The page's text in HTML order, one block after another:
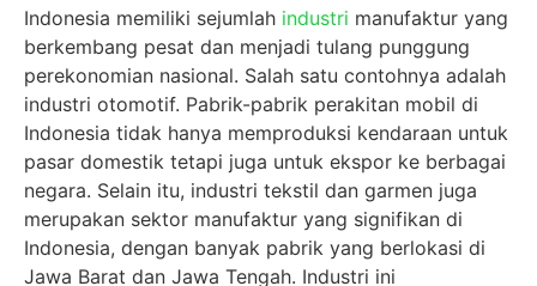
Indonesia memiliki sejumlah industri manufaktur yang
berkembang pesat dan menjadi tulang punggung
perekonomian nasional. Salah satu contohnya adalah
industri otomotif. Pabrik-pabrik perakitan mobil di
Indonesia tidak hanya memproduksi kendaraan untuk
pasar domestik tetapi juga untuk ekspor ke berbagai
negara. Selain itu, industri tekstil dan garmen juga
merupakan sektor manufaktur yang signifikan di
Indonesia, dengan banyak pabrik yang berlokasi di
Jawa Barat dan Jawa Tengah. Industri ini